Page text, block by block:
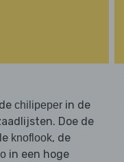
chilipeper in de
Doe de
knoflook, de
in een hoge